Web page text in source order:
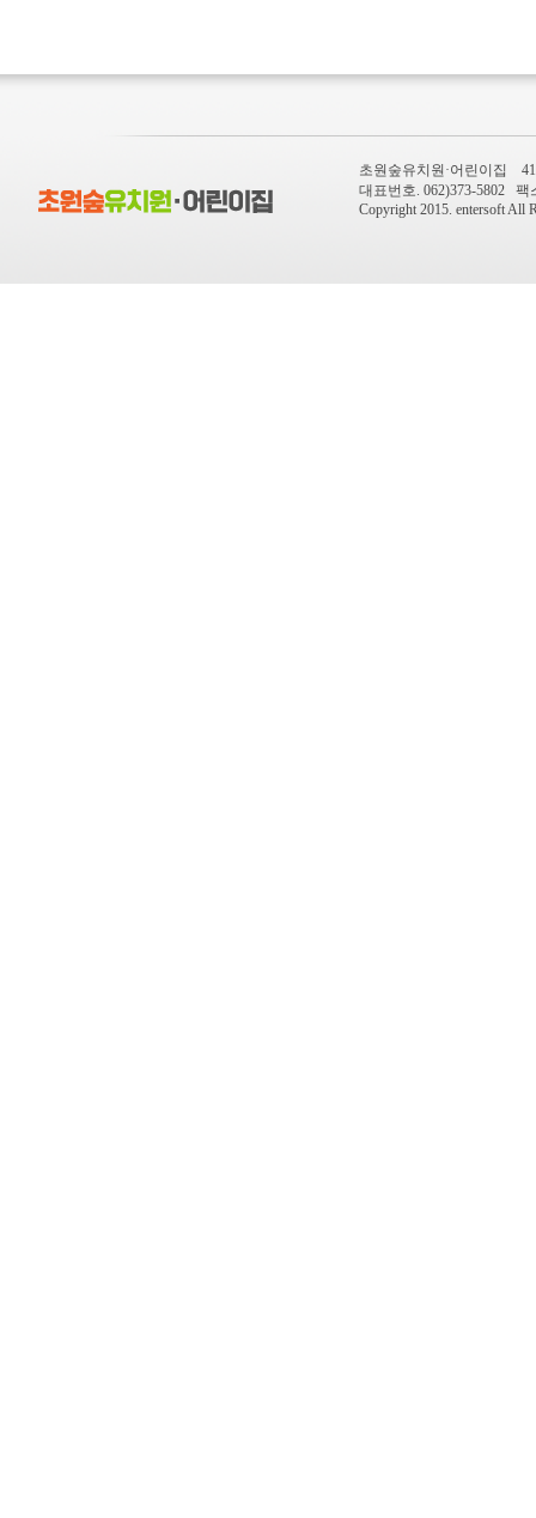
초원숲유치원·어린이집
대표번호. 062)373-5802 팩
Copyright 2015. entersoftAll